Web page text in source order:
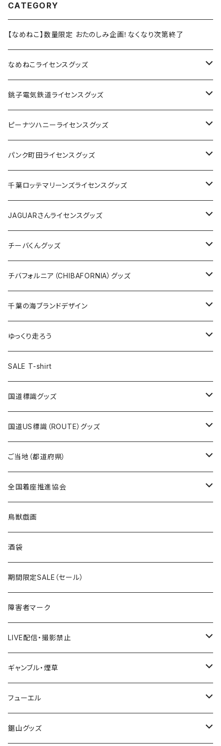
CATEGORY
【なめねこ】数量限定 おたのしみ企画！なくなり次第終了
なめねこライセンスグッズ
Tシャツ
キャップ
ステッカー
缶バッジ
ホテルキーホルダー
銚子電気鉄道ライセンスグッズ
ステッカー
缶バッジ
アクリルキーホルダー
ホテルキーホルダー
クリアファイル
Tシャツ
キャップ
トートバッグ
ランチバッグ
エコバッグ
ピーナツハニーライセンスグッズ
Tシャツ
キャップ
バッグ
ステッカー
缶バッジ
キーホルダー
クリアファイル
パンク町田ライセンスグッズ
Tシャツ
キャップ
バッグ
ステッカー
缶バッジ
キーホルダー
クリアファイル
千葉ロッテマリーンズライセンスグッズ
ステッカー
ステッカー
ステッカー大
缶バッジ
缶バッジ32mm
缶バッジ54mm
エコバッグ
JAGUARさんコラボグッズ
Tシャツ
ステッカー
サコッシュ
ホテルキーホルダー
モーテルキーホルダー
トートバッグ
JAGUARさんライセンスグッズ
Tシャツ
ステッカー
缶バッジ
クリアファイル
マスク
エコバッグ
千葉ロッテマリーンズコラボ
チーバくんグッズ
Tシャツ
キャップ
エコバッグ
ステッカー
モーテルキーホルダー
ホテルキーホルダー
トートバッグ
チバフォルニア（CHIBAFORNIA）グッズ
Tシャツ
キャップ
ステッカー
ホテルキーホルダー
千葉の海ブランドデザイン
Tシャツ
キャップ
ステッカー
ゆっくり走ろう
Tシャツ
ステッカー
ホテルキーホルダー
SALE T-shirt
国道標識グッズ
ステッカー
国道0～99号線
国道100～199号線
国道600～699号線
国道700～799号線
Tシャツ
キャップ
国道US標識（ROUTE）グッズ
ステッカー
ROUTE 0～99号線
ROUTE100～199号線
ROUTE600～699号線
ROUTE700～799号線
Tシャツ
ROUTE 0～99号線
ROUTE 100～199号線
ROUTE 600～699号線
ROUTE 700～799号線
キャップ
ROUTE 0～99号線
ROUTE 100～199号線
ROUTE 600～699号線
ROUTE 700～799号線
ご当地（都道府県）
北海道
青森県
岩手県
宮城県
秋田県
Tシャツ
ステッカー
山形県
福島県
茨城県
栃木県
全国着座推進協会
ステッカー
鳥獣戯画
酒袋
期間限定SALE（セール）
障害者マーク
LIVE配信・撮影禁止
LIVE配信禁止
撮影禁止
ギャンブル・煙草
ホテルキーホルダー
たばこ・禁煙ステッカー
フューエル
ステッカー
鋸山グッズ